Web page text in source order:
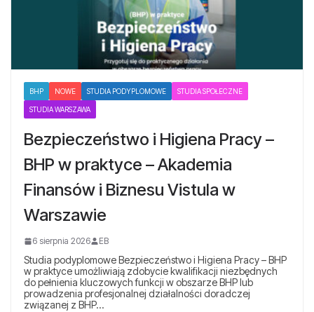
BHP NOWE STUDIA PODYPLOMOWE STUDIA SPOŁECZNE
STUDIA WARSZAWA
Bezpieczeństwo i Higiena Pracy –
BHP w praktyce – Akademia
Finansów i Biznesu Vistula w
Warszawie
6 sierpnia 2026 EB
Studia podyplomowe Bezpieczeństwo i Higiena Pracy – BHP
w praktyce umożliwiają zdobycie kwalifikacji niezbędnych
do pełnienia kluczowych funkcji w obszarze BHP lub
prowadzenia profesjonalnej działalności doradczej
związanej z BHP…